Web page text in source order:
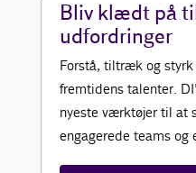
Bliv klædt på
udfordringer
Forstå, tiltræk og
fremtidens talenter.
nyeste værktøjer til at
engagerede teams og